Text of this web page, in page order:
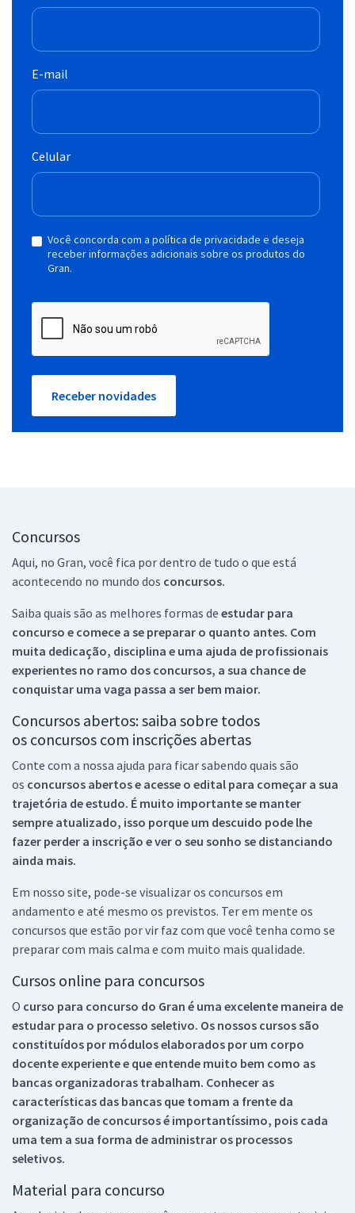
E-mail
Celular
Você concorda com a política de privacidade e deseja
receber informações adicionais sobre os produtos do
Gran.
Receber novidades
Concursos
Aqui, no Gran, você fica por dentro de tudo o que está
acontecendo no mundo dos concursos.
Saiba quais são as melhores formas de estudar para
concurso e comece a se preparar o quanto antes. Com
muita dedicação, disciplina e uma ajuda de profissionais
experientes no ramo dos concursos, a sua chance de
conquistar uma vaga passa a ser bem maior.
Concursos abertos: saiba sobre todos
os concursos com inscrições abertas
Conte com a nossa ajuda para ficar sabendo quais são
os concursos abertos e acesse o edital para começar a sua
trajetória de estudo. É muito importante se manter
sempre atualizado, isso porque um descuido pode lhe
fazer perder a inscrição e ver o seu sonho se distanciando
ainda mais.
Em nosso site, pode-se visualizar os concursos em
andamento e até mesmo os previstos. Ter em mente os
concursos que estão por vir faz com que você tenha como se
preparar com mais calma e com muito mais qualidade.
Cursos online para concursos
O curso para concurso do Gran é uma excelente maneira de
estudar para o processo seletivo. Os nossos cursos são
constituídos por módulos elaborados por um corpo
docente experiente e que entende muito bem como as
bancas organizadoras trabalham. Conhecer as
características das bancas que tomam a frente da
organização de concursos é importantíssimo, pois cada
uma tem a sua forma de administrar os processos
seletivos.
Material para concurso